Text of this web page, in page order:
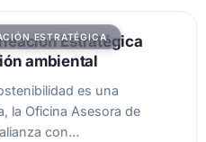
ESTRATÉGICA
Estratégica
ambiental
es una
la Oficina Asesora de
con…